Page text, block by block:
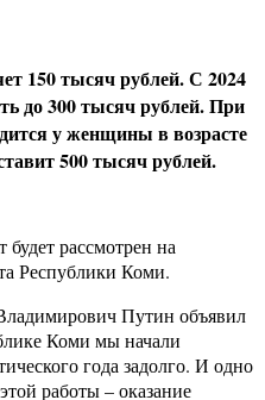
150 тысяч рублей. С 2024
до 300 тысяч рублей. При
у женщины в возрасте
500 тысяч рублей.
рассмотрен на
Республики Коми.
Путин объявил
Коми мы начали
года задолго. И одно
работы – оказание